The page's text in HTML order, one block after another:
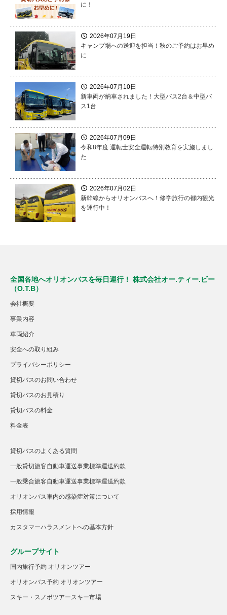
に！
2026年07月19日
キャンプ場への送迎を担当！秋のご予約はお早め
に
2026年07月10日
新車両が納車されました！大型バス2台＆中型バ
ス1台
2026年07月09日
令和8年度 運転士安全運転特別教育を実施しまし
た
2026年07月02日
新幹線からオリオンバスへ！修学旅行の都内観光
を運行中！
全国各地へオリオンバスを毎日運行！ 株式会社オー.ティー.ビー
（O.T.B）
会社概要
事業内容
車両紹介
安全への取り組み
プライバシーポリシー
貸切バスのお問い合わせ
貸切バスのお見積り
貸切バスの料金
料金表
貸切バスのよくある質問
一般貸切旅客自動車運送事業標準運送約款
一般乗合旅客自動車運送事業標準運送約款
オリオンバス車内の感染症対策について
採用情報
カスタマーハラスメントへの基本方針
グループサイト
国内旅行予約 オリオンツアー
オリオンバス予約 オリオンツアー
スキー・スノボツアースキー市場